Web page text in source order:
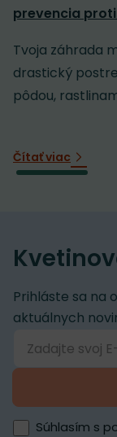
prevencia
Tvoja záhrada
drastický
pôdou,
Čítať viac
Prihláste sa na
aktuálnych
Súhlasím s